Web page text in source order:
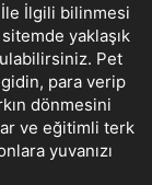
İle İlgili bilinmesi
yaklaşık
Pet
para verip
dönmesini
ve eğitimli terk
yuvanızı